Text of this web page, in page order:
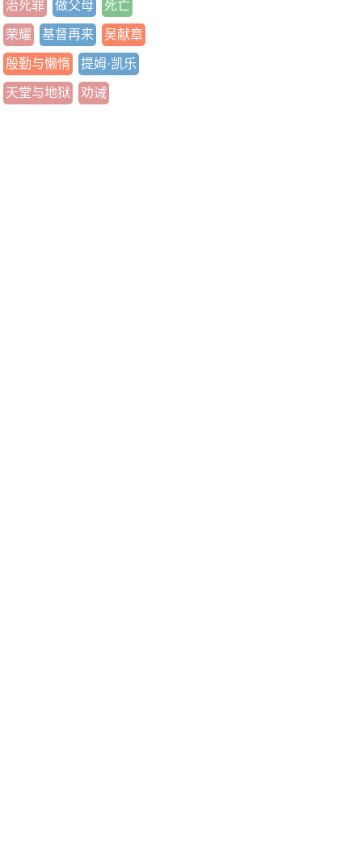
治死罪 做父母 死亡
荣耀 基督再来 吴献章
殷勤与懒惰 提姆·凯乐
天堂与地狱 劝诫